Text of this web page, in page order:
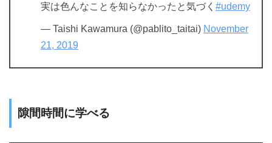
実は色んなことを知らなかったと気づく #udemy
— Taishi Kawamura (@pablito_taitai) November
21, 2019
隙間時間に学べる